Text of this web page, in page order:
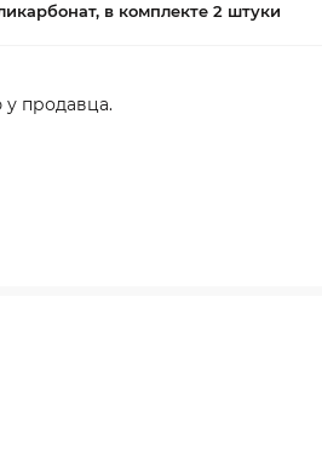
в комплекте 2 штуки
продавца.